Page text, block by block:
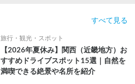
すべて見る
旅行・観光・スポット
【2026年夏休み】関西（近畿地方）お
すすめドライブスポット15選｜自然を
満喫できる絶景や名所を紹介